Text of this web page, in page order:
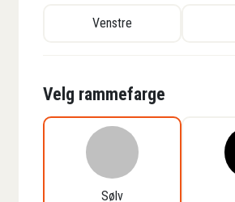
Venstre
Velg rammefarge
Sølv